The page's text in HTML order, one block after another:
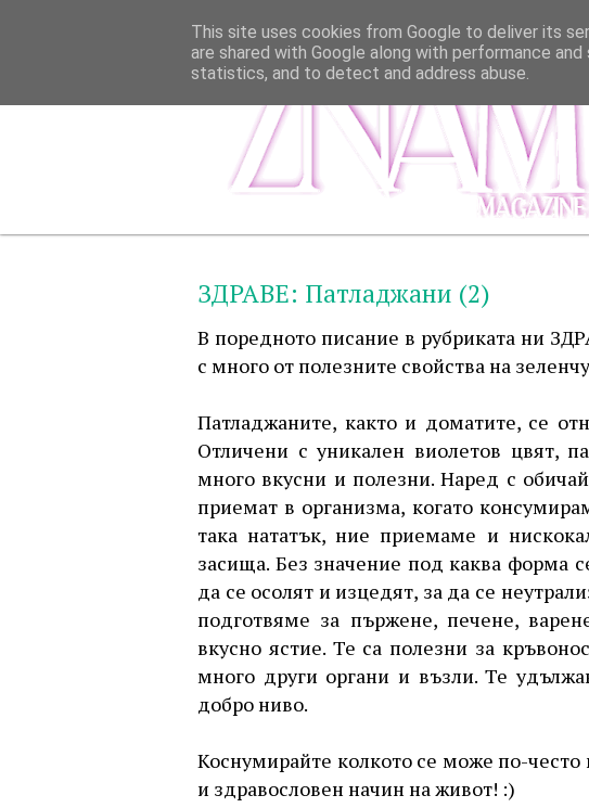
ЗДРАВЕ: Патладжани (2)
В поредното писание в рубриката ни
с много от полезните свойства на
Патладжаните, както и доматите, се
Отличени с уникален виолетов цвят,
много вкусни и полезни. Наред с
приемат в организма, когато
така нататък, ние приемаме и
засища. Без значение под каква форма
да се осолят и изцедят, за да се
подготвяме за пържене, печене,
вкусно ястие. Те са полезни за
много други органи и възли. Те
добро ниво.
Коснумирайте колкото се може по-често
и здравословен начин на живот! :)
This site uses cookies from Google to deliver its
are shared with Google along with performance
statistics, and to detect and address abuse.